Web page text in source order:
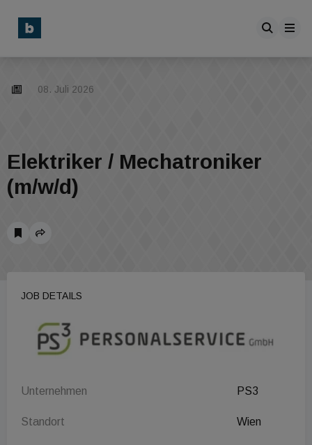
08. Juli 2026
Elektriker / Mechatroniker
(m/w/d)
JOB DETAILS
Unternehmen PS3
Standort Wien